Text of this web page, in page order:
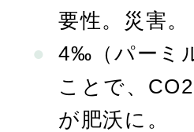
要性。災害。
4‰（パーミ
ことで、
が肥沃に。